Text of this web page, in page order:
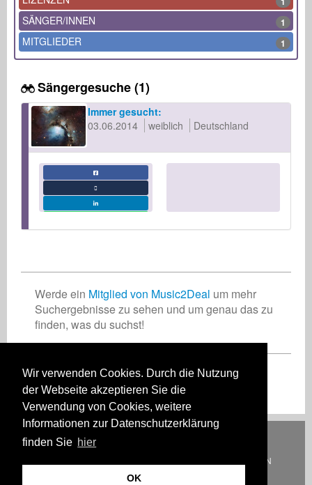
Wir verwenden Cookies. Durch die Nutzung
der Webseite akzeptieren Sie die
Verwendung von Cookies, weitere
Informationen zur Datenschutzerklärung
finden Sie hier
OK
SÄNGER/INNEN 1
MITGLIEDER 1
Sängergesuche (1)
Immer gesucht:
03.06.2014
weiblich Deutschland
Werde ein Mitglied von Music2Deal um mehr
Suchergebnisse zu sehen und um genau das zu
finden, was du suchst!
Registriere Dich jetzt kostenlos!
Português
Türkçe 中文(简体)
HÄUFIG GESTELLTE FRAGEN